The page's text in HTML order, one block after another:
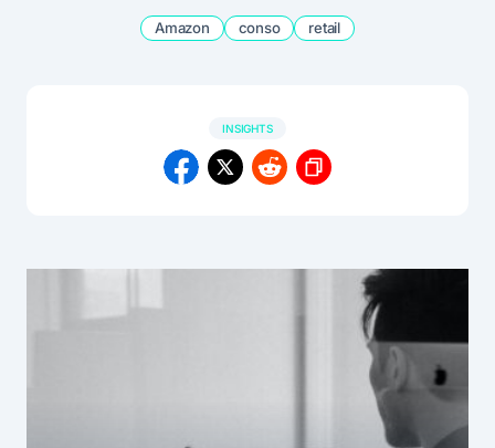
Amazon conso retail
INSIGHTS